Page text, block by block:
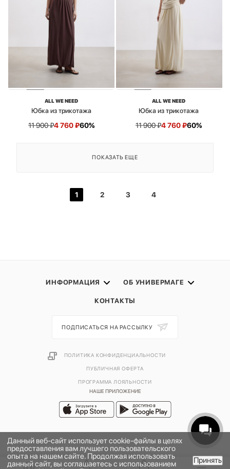
ALL WE NEED
Юбка из трикотажа
11 900₽4 760₽60%
ALL WE NEED
Юбка из трикотажа
11 900₽4 760₽60%
ПОКАЗАТЬ ЕЩЕ
1 2 3 4
ИНФОРМАЦИЯ ОБ УНИВЕРМАГЕ
КОНТАКТЫ
НАШЕ ПРИЛОЖЕНИЕ
ПОДПИСАТЬСЯ НА РАССЫЛКУ
ПОЛИТИКА КОНФИДЕНЦИАЛЬНОСТИ
ПУБЛИЧНАЯ ОФЕРТА
ПРОГРАММА ЛОЯЛЬНОСТИ
Данный веб-сайт использует cookie-файлы в целях
предоставления вам лучшего пользовательского
опыта на нашем сайте. Продолжая использовать
данный сайт, вы соглашаетесь с использованием
Принять